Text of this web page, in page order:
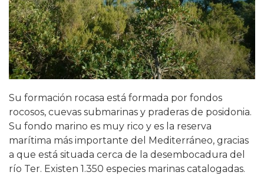
Su formación rocasa está formada por fondos
rocosos, cuevas submarinas y praderas de posidonia.
Su fondo marino es muy rico y es la reserva
marítima más importante del Mediterráneo, gracias
a que está situada cerca de la desembocadura del
río Ter. Existen 1.350 especies marinas catalogadas.